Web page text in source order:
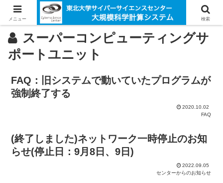
スーパーコンピューティングサ
ポートユニット
FAQ：旧システムで動いていたプログラムが
強制終了する
2020.10.02
FAQ
(終了しました)ネットワーク一時停止のお知
らせ(停止日：9月8日、9日)
2022.09.05
センターからのお知らせ
メニュー 検索